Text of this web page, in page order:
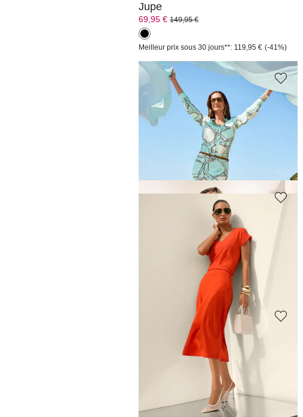
Jupe
69,95 € 149,95 €
Meilleur prix sous 30 jours**: 119,95 € (-41%)
MADELEINE
Jupe
179,95 €
Jupe. Pur coton
169,95 €
Meilleur prix sous 30 jours**: 129,95 €
MADELEINE